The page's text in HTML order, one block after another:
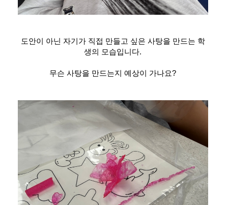
도안이 아닌 자기가 직접 만들고 싶은 사탕을 만드는 학
생의 모습입니다.
무슨 사탕을 만드는지 예상이 가나요?